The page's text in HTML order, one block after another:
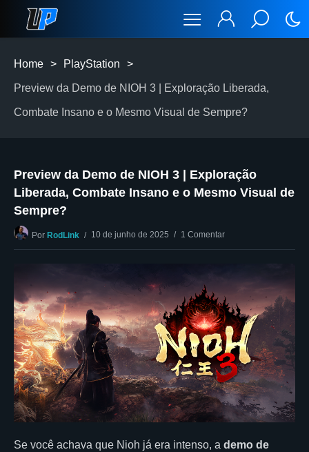
Home > PlayStation >
Preview da Demo de NIOH 3 | Exploração Liberada,
Combate Insano e o Mesmo Visual de Sempre?
Preview da Demo de NIOH 3 | Exploração
Liberada, Combate Insano e o Mesmo Visual de
Sempre?
Por RodLink 10 de junho de 2025 1 Comentar
Se você achava que Nioh já era intenso, a demo de